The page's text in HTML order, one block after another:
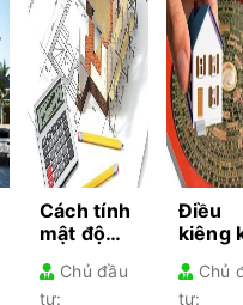
Cách tính
mật độ
– Hướng
Chủ đầu
tư:
Điều
kiêng
nhàChủ
tư: